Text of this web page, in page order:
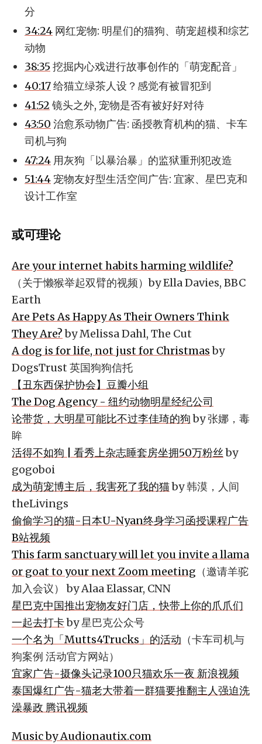
分
34:24 网红宠物: 明星们的猫狗、萌宠超模和综艺
动物
38:35 挖掘内心戏进行故事创作的「萌宠配音」
40:17给猫立绿茶人设？感觉有被冒犯到
41:52 镜头之外, 宠物是否有被好好对待
43:50 治愈系动物广告: 函授教育机构的猫、卡车
司机与狗
47:24 用灰狗「以暴治暴」的监狱重刑犯改造
51:44 宠物友好型生活空间广告: 宜家、星巴克和
设计工作室
或可理论
Are your internet habits harming wildlife?
（关于懒猴举起双臂的视频）by Ella Davies, BBC
Earth
Are Pets As Happy As Their Owners Think
They Are?by Melissa Dahl, The Cut
A dog is for life, not just for Christmasby
DogsTrust 英国狗狗信托
【丑东西保护协会】豆瓣小组
The Dog Agency - 纽约动物明星经纪公司
论带货，大明星可能比不过李佳琦的狗by 张娜，毒
眸
活得不如狗 | 看秀上杂志睡套房坐拥50万粉丝by
gogoboi
成为萌宠博主后，我害死了我的猫by 韩漠，人间
theLivings
偷偷学习的猫-日本U-Nyan终身学习函授课程广告
B站视频
This farm sanctuary will let you invite a llama
or goat to your next Zoom meeting （邀请羊驼
加入会议） by Alaa Elassar, CNN
星巴克中国推出宠物友好门店，快带上你的爪爪们
一起去打卡by 星巴克公众号
一个名为「Mutts4Trucks」的活动 （卡车司机与
狗案例 活动官方网站）
宜家广告-摄像头记录100只猫欢乐一夜 新浪视频
泰国爆红广告-猫老大带着一群猫要推翻主人强迫洗
澡暴政 腾讯视频
Music by Audionautix.com